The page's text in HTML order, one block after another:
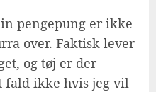
pengepung er ikke
over. Faktisk lever
og tøj er der
ikke hvis jeg vil